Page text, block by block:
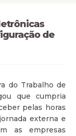
de
do Trabalho de
que cumpria
pelas horas
externa e
as empresas